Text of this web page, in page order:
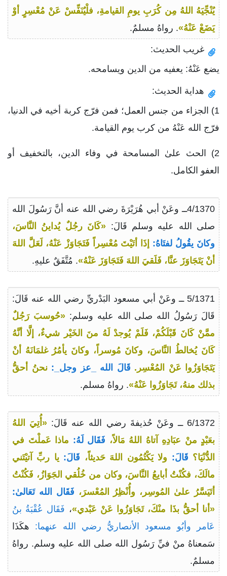
يُنْجِّيَهُ اللهُ مِن كُرَبِ يومِ القيامةِ، فلْيُنَفِّسْ عَنْ مُعْسِرٍ أوْ
يَضَعْ عَنْهُ». رواهُ مسلمٌ.
غريب الحديث:
يضع عَنْهُ: يعفيه من الدين ويسامحه.
هداية الحديث:
1) الجزاء من جنس العمل؛ فمن فرّج كربة أخيه في الدنيا،
فرّج الله عَنْهُ من كرب يوم القيامة.
2) الحث علىٰ المسامحة في وفاء الدين، بالتخفيف أو
العفو الكامل.
4/1370ــ وعَنْ أبي هُرَيْرَةَ رضي الله عنه أنَّ رَسُولَ الله
صلى الله عليه وسلم قَالَ: «كَانَ رجُلٌ يُداينُ النَّاسَ،
وكانَ يقُولُ لفتَاهُ: إذَا أتَيْتَ مُعْسِراً فَتَجَاوَزْ عَنْهُ، لَعَلَّ اللهَ
أنْ يَتَجَاوَزَ عنَّا، فَلَقيَ اللهَ فَتَجَاوَزَ عَنْهُ». مُتَّفَقٌ عليهِ.
5/1371 ــ وعَنْ أبي مسعود البَدْريِّ رضي الله عنه قَالَ:
قَالَ رَسُولُ الله صلى الله عليه وسلم:«حُوسبَ رَجُلٌ
ممَّنْ كَانَ قَبْلَكُمْ، فَلَمْ يُوجدْ لَهُ منَ الخَيْر شيءٌ، إلَّا أنَّهُ
كَانَ يُخالطُ النَّاسَ، وكانَ مُوسراً، وكانَ يأمُرُ غلمَانَهُ أنْ
يَتَجَاوَزُوا عَنْ المُعْسِر. قَالَ الله _عز وجل_: نحنُ أحقُّ
بذلك منهُ، تَجَاوَزُوا عَنْهُ». رواهُ مسلم.
6/1372 ــ وعَنْ حُذيفةَ رضي الله عنه قَالَ:
«أُتِيَ اللهُ
بعَبْدٍ منْ عبَادِهِ آتاهُ اللهُ مَالاً، فَقَال لَهُ: ماذا عَملْتَ في
الدُّنْيَا؟ قَالَ: ولا يَكْتُمُون اللهَ حَديثاً، قَالَ: يا ربِّ آتيْتَني
مالَكَ، فكُنْتُ أبايعُ النَّاسَ، وكان من خُلُقي الجَوَازُ، فَكُنْتُ
أتَيَسَّرُ علىٰ المُوسِر، وأُنْظِرُ المُعْسرَ، فَقَال الله تَعَالىٰ:
«أنا أحقُّ بذَا منْكَ، تَجَاوَزُوا عَنْ عَبْدي»، فَقَال عُقْبَةُ بنُ
عَامر وأبُو مسعود الأنصاريُّ رضي الله عنهما: هكَذَا
سَمعناهُ منْ فيِّ رَسُول الله صلى الله عليه وسلم. رواهُ
مسلمٌ.